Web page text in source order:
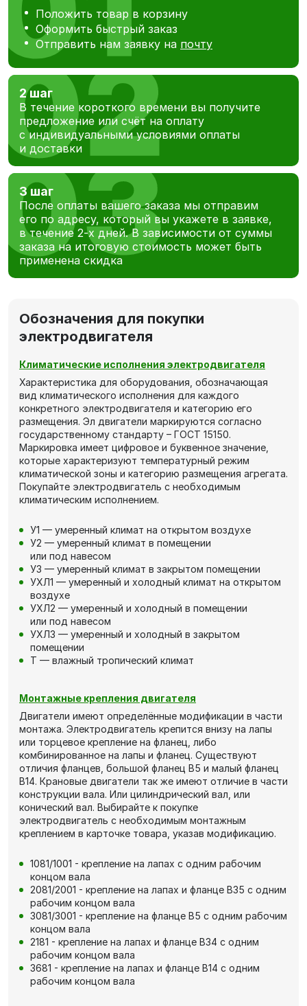
Положить товар в корзину
Оформить быстрый заказ
Отправить нам заявку на почту
2 шаг
В течение короткого времени вы получите
предложение или счёт на оплату
с индивидуальными условиями оплаты
и доставки
3 шаг
После оплаты вашего заказа мы отправим
его по адресу, который вы укажете в заявке,
в течение 2-х дней. В зависимости от суммы
заказа на итоговую стоимость может быть
применена скидка
Обозначения для покупки
электродвигателя
Климатические исполнения электродвигателя
Характеристика для оборудования, обозначающая
вид климатического исполнения для каждого
конкретного электродвигателя и категорию его
размещения. Эл двигатели маркируются согласно
государственному стандарту – ГОСТ 15150.
Маркировка имеет цифровое и буквенное значение,
которые характеризуют температурный режим
климатической зоны и категорию размещения агрегата.
Покупайте электродвигатель с необходимым
климатическим исполнением.
У1 — умеренный климат на открытом воздухе
У2 — умеренный климат в помещении
или под навесом
У3 — умеренный климат в закрытом помещении
УХЛ1 — умеренный и холодный климат на открытом
воздухе
УХЛ2 — умеренный и холодный в помещении
или под навесом
УХЛ3 — умеренный и холодный в закрытом
помещении
Т — влажный тропический климат
Монтажные крепления двигателя
Двигатели имеют определённые модификации в части
монтажа. Электродвигатель крепится внизу на лапы
или торцевое крепление на фланец, либо
комбинированное на лапы и фланец. Существуют
отличия фланцев, большой фланец В5 и малый фланец
В14. Крановые двигатели так же имеют отличие в части
конструкции вала. Или цилиндрический вал, или
конический вал. Выбирайте к покупке
электродвигатель с необходимым монтажным
креплением в карточке товара, указав модификацию.
1081/1001 - крепление на лапах с одним рабочим
концом вала
2081/2001 - крепление на лапах и фланце В35 с одним
рабочим концом вала
3081/3001 - крепление на фланце В5 с одним рабочим
концом вала
2181 - крепление на лапах и фланце В34 с одним
рабочим концом вала
3681 - крепление на лапах и фланце В14 с одним
рабочим концом вала